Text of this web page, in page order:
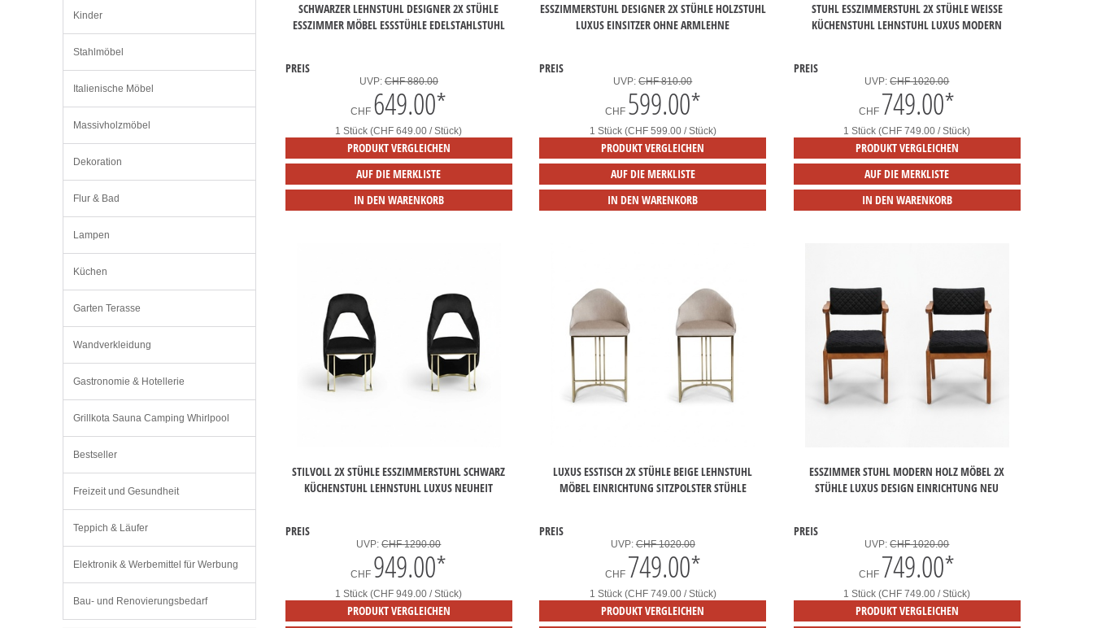
SCHWARZER LEHNSTUHL DESIGNER 2X STÜHLE
ESSZIMMER MÖBEL ESSSTÜHLE EDELSTAHLSTUHL
PREIS
UVP: CHF 880.00
CHF 649.00*
1 Stück (CHF 649.00 / Stück)
PRODUKT VERGLEICHEN
AUF DIE MERKLISTE
IN DEN WARENKORB
ESSZIMMERSTUHL DESIGNER 2X STÜHLE HOLZSTUHL
LUXUS EINSITZER OHNE ARMLEHNE
PREIS
UVP:CHF 810.00
CHF 599.00*
1 Stück (CHF 599.00 / Stück)
PRODUKT VERGLEICHEN
AUF DIE MERKLISTE
IN DEN WARENKORB
STUHL ESSZIMMERSTUHL 2X STÜHLE WEISSE K
ÜCHENSTUHL LEHNSTUHL LUXUS MODERN
PREIS
UVP:CHF 1020.00
CHF 749.00*
1 Stück (CHF 749.00 / Stück)
PRODUKT VERGLEICHEN
AUF DIE MERKLISTE
IN DEN WARENKORB
STILVOLL 2X STÜHLE ESSZIMMERSTUHL SCHWARZ
KÜCHENSTUHL LEHNSTUHL LUXUS NEUHEIT
PREIS
UVP:CHF 1290.00
CHF 949.00*
1 Stück (CHF 949.00 / Stück)
PRODUKT VERGLEICHEN
LUXUS ESSTISCH 2X STÜHLE BEIGE LEHNSTUHL
MÖBEL EINRICHTUNG SITZPOLSTER STÜHLE
PREIS
UVP:CHF 1020.00
CHF 749.00*
1 Stück (CHF 749.00 / Stück)
PRODUKT VERGLEICHEN
ESSZIMMER STUHL MODERN HOLZ MÖBEL 2X
STÜHLE LUXUS DESIGN EINRICHTUNG NEU
PREIS
UVP:CHF 1020.00
CHF 749.00*
1 Stück (CHF 749.00 / Stück)
PRODUKT VERGLEICHEN
Kinder
Stahlmöbel
Italienische Möbel
Massivholzmöbel
Dekoration
Flur & Bad
Lampen
Küchen
Garten Terasse
Wandverkleidung
Gastronomie & Hotellerie
Grillkota Sauna Camping Whirlpool
Bestseller
Freizeit und Gesundheit
Teppich & Läufer
Elektronik & Werbemittel für Werbung
Bau- und Renovierungsbedarf